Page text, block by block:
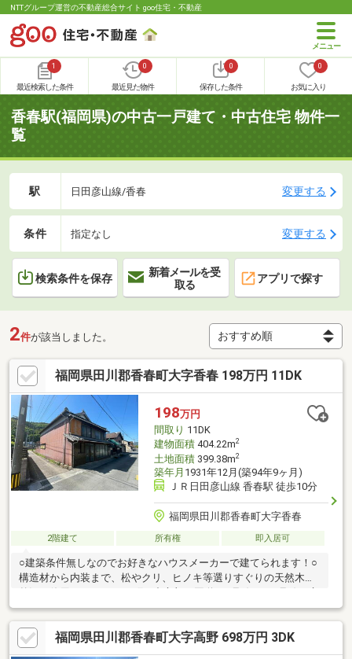
NTTグループ運営の不動産総合サイト goo住宅・不動産
1
最近検索した条件
0
最近見た物件
0
保存した条件
0
お気に入り
香春駅(福岡県)の中古一戸建て・中古住宅 物件一
覧
駅 日田彦山線/香春 変更する
条件 指定なし 変更する
検索条件を保存
新着メールを受
取る
アプリで探す
2件が該当しました。
福岡県田川郡香春町大字香春 198万円 11DK
198万円
間取り 11DK
建物面積404.22m2
土地面積399.38m2
築年月 1931年12月(築94年9ヶ月)
ＪＲ日田彦山線 香春駅 徒歩10分
福岡県田川郡香春町大字香春
2階建て 所有権 即入居可
○建築条件無しなのでお好きなハウスメーカーで建てられます！○
構造材から内装まで、松やクリ、ヒノキ等選りすぐりの天然木を
差しており、福岡市や北九州市へのアクセスが良好です！【当社
自慢のワンストップサービス】・当社在籍スタッフはリフォー
ム、ローンに関するエキスパート！・物件購入+リフォーム費用
もまとめてお見積り♪・住み替え先を探しながら、ご自宅の売却が
福岡県田川郡香春町大字高野 698万円 3DK